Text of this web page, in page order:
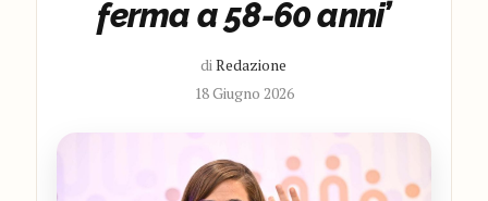
ferma a 58-60 anni’
diRedazione
18 Giugno 2026